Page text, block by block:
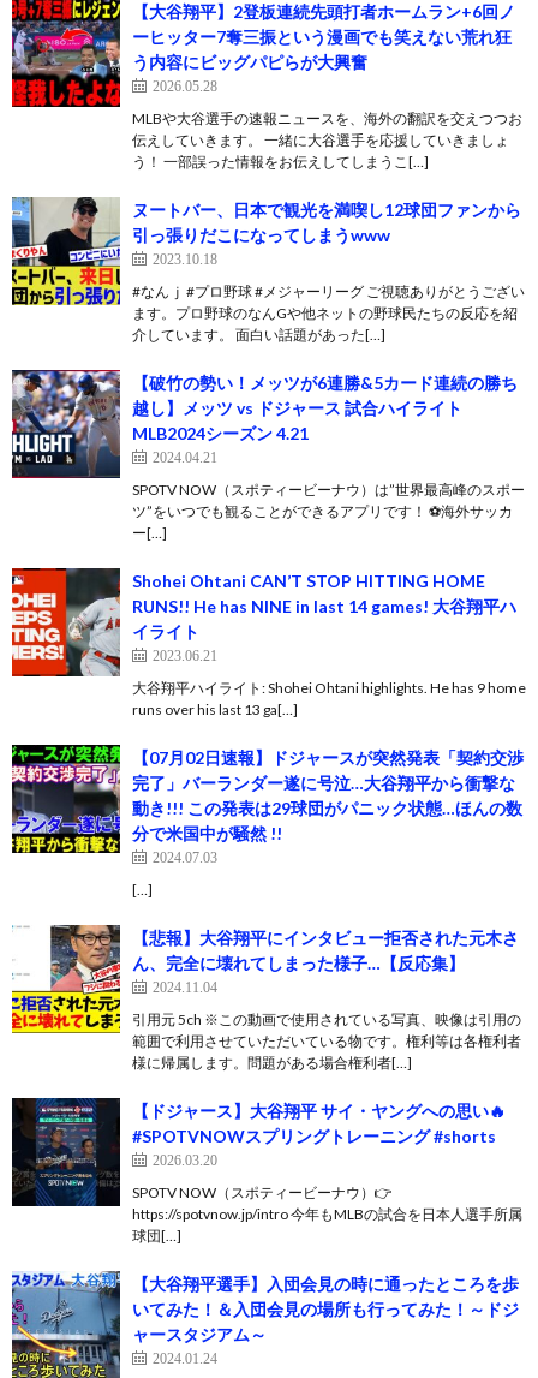
【大谷翔平】2登板連続先頭打者ホームラン+6回ノ
ーヒッター7奪三振という漫画でも笑えない荒れ狂
う内容にビッグパピらが大興奮
2026.05.28
MLBや大谷選手の速報ニュースを、海外の翻訳を交えつつお
伝えしていきます。 一緒に大谷選手を応援していきましょ
う！ 一部誤った情報をお伝えしてしまうこ[…]
ヌートバー、日本で観光を満喫し12球団ファンから
引っ張りだこになってしまうwww
2023.10.18
#なんｊ #プロ野球 #メジャーリーグ ご視聴ありがとうござい
ます。プロ野球のなんGや他ネットの野球民たちの反応を紹
介しています。 面白い話題があった[…]
【破竹の勢い！メッツが6連勝&5カード連続の勝ち
越し】メッツ vs ドジャース 試合ハイライト
MLB2024シーズン 4.21
2024.04.21
SPOTV NOW（スポティービーナウ）は”世界最高峰のスポー
ツ”をいつでも観ることができるアプリです！ ⚽️海外サッカ
ー[…]
Shohei Ohtani CAN’T STOP HITTING HOME
RUNS!! He has NINE in last 14 games! 大谷翔平ハ
イライト
2023.06.21
大谷翔平ハイライト: Shohei Ohtani highlights. He has 9 home
runs over his last 13 ga[…]
【07月02日速報】ドジャースが突然発表「契約交渉
完了」バーランダー遂に号泣…大谷翔平から衝撃な
動き!!! この発表は29球団がパニック状態…ほんの数
分で米国中が騒然 !!
2024.07.03
[…]
【悲報】大谷翔平にインタビュー拒否された元木さ
ん、完全に壊れてしまった様子…【反応集】
2024.11.04
引用元 5ch ※この動画で使用されている写真、映像は引用の
範囲で利用させていただいている物です。権利等は各権利者
様に帰属します。問題がある場合権利者[…]
【ドジャース】大谷翔平 サイ・ヤングへの思い🔥
#SPOTVNOWスプリングトレーニング #shorts
2026.03.20
SPOTV NOW（スポティービーナウ）👉
https://spotvnow.jp/intro 今年もMLBの試合を日本人選手所属
球団[…]
【大谷翔平選手】入団会見の時に通ったところを歩
いてみた！＆入団会見の場所も行ってみた！～ドジ
ャースタジアム～
2024.01.24